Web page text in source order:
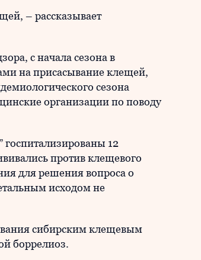
– рассказывает
с начала сезона в
на присасывание клещей,
сезона
организации по поводу
12
против клещевого
для решения вопроса о
исходом не
сибирским клещевым
боррелиоз.